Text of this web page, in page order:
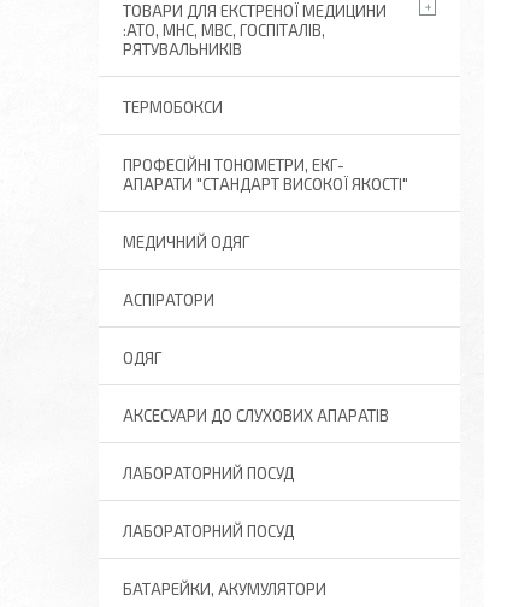
ТОВАРИ ДЛЯ ЕКСТРЕНОЇ МЕДИЦИНИ
:АТО, МНС, МВС, ГОСПІТАЛІВ,
РЯТУВАЛЬНИКІВ
ТЕРМОБОКСИ
ПРОФЕСІЙНІ ТОНОМЕТРИ, ЕКГ-
АПАРАТИ "СТАНДАРТ ВИСОКОЇ ЯКОСТІ"
МЕДИЧНИЙ ОДЯГ
АСПІРАТОРИ
ОДЯГ
АКСЕСУАРИ ДО СЛУХОВИХ АПАРАТІВ
ЛАБОРАТОРНИЙ ПОСУД
ЛАБОРАТОРНИЙ ПОСУД
БАТАРЕЙКИ, АКУМУЛЯТОРИ